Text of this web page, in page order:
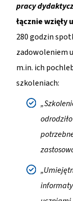
pracy
łącznie wzięły
280 godzin
zadowoleniem
m.in. ich
szkoleniach: